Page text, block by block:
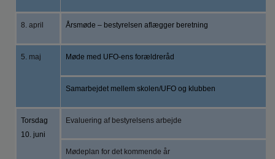
8. april Årsmøde – bestyrelsen aflægger beretning
5. maj Møde med UFO-ens forældreråd
Samarbejdet mellem skolen/UFO og klubben
Torsdag
10. juni
Evaluering af bestyrelsens arbejde
Mødeplan for det kommende år